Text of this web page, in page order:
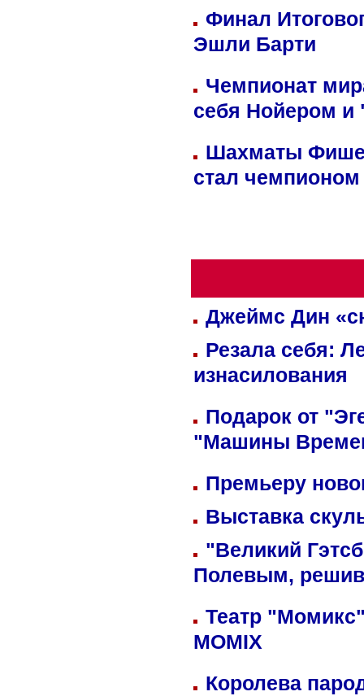
Финал
Эшли Барти
Чемпионат
себя Нойером и
Шахматы
стал
Джеймс Дин
Резала себя:
изнасилования
Подарок от
"Машины
Премьеру
Выставка
"Великий
Полевым,
Театр
MOMIX
Королева